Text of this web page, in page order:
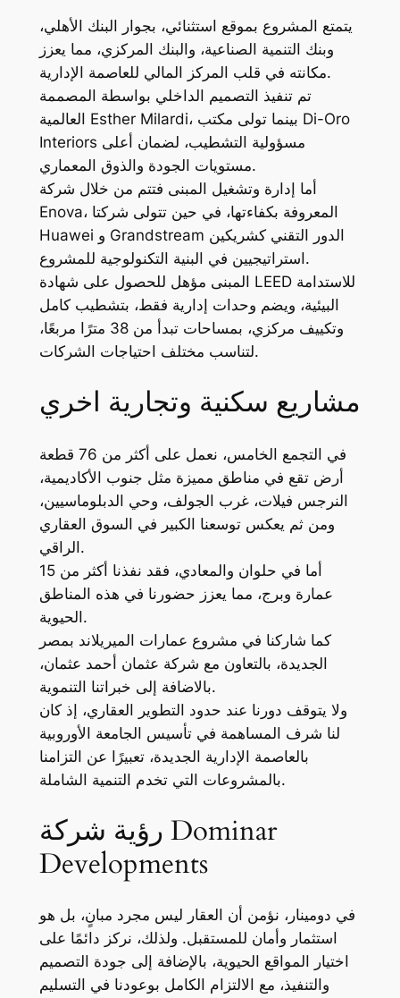
يتمتع المشروع بموقع استثنائي، بجوار البنك الأهلي،
وبنك التنمية الصناعية، والبنك المركزي، مما يعزز
مكانته في قلب المركز المالي للعاصمة الإدارية.
تم تنفيذ التصميم الداخلي بواسطة المصممة
العالمية Esther Milardi، بينما تولى مكتب Di-Oro
Interiors مسؤولية التشطيب، لضمان أعلى
مستويات الجودة والذوق المعماري.
أما إدارة وتشغيل المبنى فتتم من خلال شركة
Enova، المعروفة بكفاءتها، في حين تتولى شركتا
Huawei و Grandstream الدور التقني كشريكين
استراتيجيين في البنية التكنولوجية للمشروع.
المبنى مؤهل للحصول على شهادة LEED للاستدامة
البيئية، ويضم وحدات إدارية فقط، بتشطيب كامل
وتكييف مركزي، بمساحات تبدأ من 38 مترًا مربعًا،
لتناسب مختلف احتياجات الشركات.
مشاريع سكنية وتجارية اخري
في التجمع الخامس، نعمل على أكثر من 76 قطعة
أرض تقع في مناطق مميزة مثل جنوب الأكاديمية،
النرجس فيلات، غرب الجولف، وحي الدبلوماسيين،
ومن ثم يعكس توسعنا الكبير في السوق العقاري
الراقي.
أما في حلوان والمعادي، فقد نفذنا أكثر من 15
عمارة وبرج، مما يعزز حضورنا في هذه المناطق
الحيوية.
كما شاركنا في مشروع عمارات الميريلاند بمصر
الجديدة، بالتعاون مع شركة عثمان أحمد عثمان،
بالاضافة إلى خبراتنا التنموية.
ولا يتوقف دورنا عند حدود التطوير العقاري، إذ كان
لنا شرف المساهمة في تأسيس الجامعة الأوروبية
بالعاصمة الإدارية الجديدة، تعبيرًا عن التزامنا
بالمشروعات التي تخدم التنمية الشاملة.
رؤية شركة Dominar
Developments
في دومينار، نؤمن أن العقار ليس مجرد مبانٍ، بل هو
استثمار وأمان للمستقبل. ولذلك، نركز دائمًا على
اختيار المواقع الحيوية، بالإضافة إلى جودة التصميم
والتنفيذ، مع الالتزام الكامل بوعودنا في التسليم